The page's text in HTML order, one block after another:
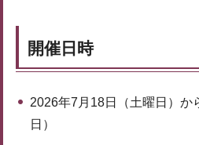
開催日時
2026年7月18日（土曜日）か
日）